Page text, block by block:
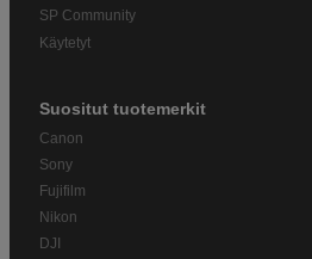
SP Community
Käytetyt
Suositut tuotemerkit
Canon
Sony
Fujifilm
Nikon
DJI